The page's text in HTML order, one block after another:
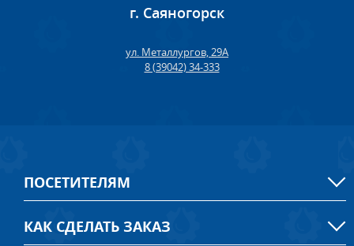
г. Саяногорск
ул. Металлургов, 29А
8 (39042) 34-333
ПОСЕТИТЕЛЯМ
КАК СДЕЛАТЬ ЗАКАЗ